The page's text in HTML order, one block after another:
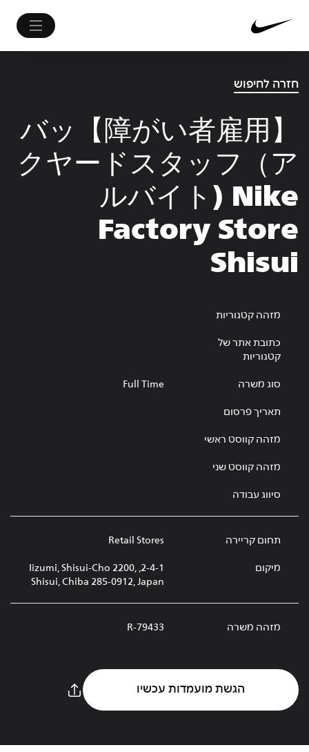
חזרה לחיפוש
【障がい者雇用】バッ
クヤードスタッフ（ア
ルバイト) Nike
Factory Store
Shisui
מזהה קטגוריות
כתובת אתר של
קטגוריות
סוג משרה Full Time
תאריך פרסום
מזהה קווסט ראשי
מזהה קווסט שני
סיווג עבודה
תחום קריירה Retail Stores
מיקום
2-4-1, Iizumi, Shisui-Cho 2200,
Shisui, Chiba 285-0912, Japan
מזהה משרה R-79433
הגשת מועמדות עכשיו